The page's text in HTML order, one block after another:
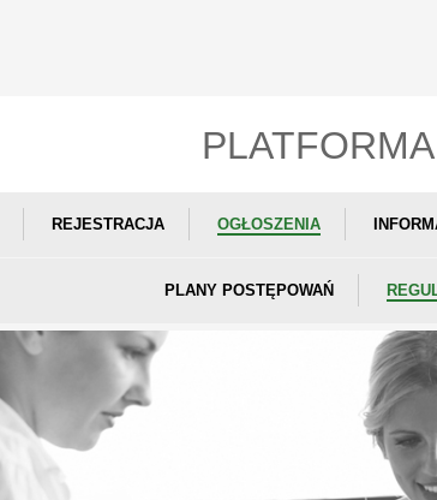
REJESTRACJA OGŁOSZENIA
PLANY POSTĘPOWAŃ